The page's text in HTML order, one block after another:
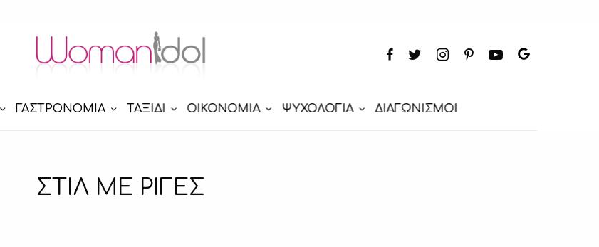
ΓΑΣΤΡΟΝΟΜΙΑ ΤΑΞΙΔΙ ΟΙΚΟΝΟΜΙΑ ΨΥΧΟΛΟΓΙΑ ΔΙΑΓΩΝΙΣΜΟΙ
ΣΤΙΛ ΜΕ ΡΙΓΕΣ